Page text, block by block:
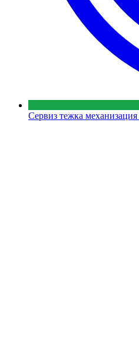
Сервиз тежка механизация